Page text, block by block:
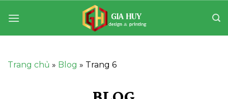
qua
Trang chủ » Blog » Trang 6